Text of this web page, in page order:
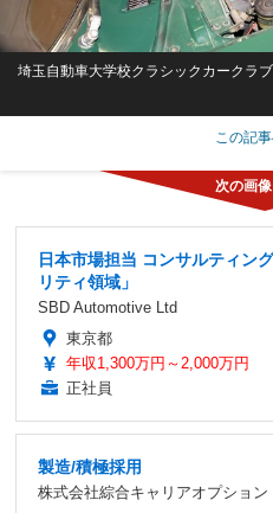
埼玉自動車大学校クラシックカークラブ
この記
日本市場担当 コンサルティン
リティ領域」
SBD Automotive Ltd
東京都
年収1,300万円～2,000万円
正社員
製造/積極採用
株式会社綜合キャリアオプション